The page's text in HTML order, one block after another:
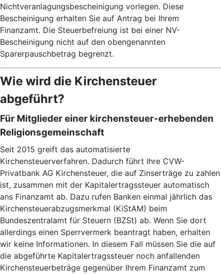
Nichtveranlagungsbescheinigung vorlegen. Diese
Bescheinigung erhalten Sie auf Antrag bei Ihrem
Finanzamt. Die Steuerbefreiung ist bei einer NV-
Bescheinigung nicht auf den obengenannten
Sparerpauschbetrag begrenzt.
Wie wird die Kirchensteuer
abgeführt?
Für Mitglieder einer kirchensteuer-erhebenden
Religionsgemeinschaft
Seit 2015 greift das automatisierte
Kirchensteuerverfahren. Dadurch führt Ihre CVW-
Privatbank AG Kirchensteuer, die auf Zinserträge zu zahlen
ist, zusammen mit der Kapitalertragssteuer automatisch
ans Finanzamt ab. Dazu rufen Banken einmal jährlich das
Kirchensteuerabzugsmerkmal (KiStAM) beim
Bundeszentralamt für Steuern (BZSt) ab. Wenn Sie dort
allerdings einen Sperrvermerk beantragt haben, erhalten
wir keine Informationen. In diesem Fall müssen Sie die auf
die abgeführte Kapitalertragssteuer noch anfallenden
Kirchensteuerbeträge gegenüber Ihrem Finanzamt zum